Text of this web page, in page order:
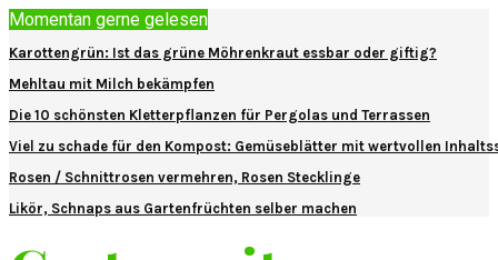
Momentan gerne gelesen
Karottengrün: Ist das grüne Möhrenkraut essbar oder giftig?
Mehltau mit Milch bekämpfen
Die 10 schönsten Kletterpflanzen für Pergolas und Terrassen
Viel zu schade für den Kompost: Gemüseblätter mit wertvollen
Rosen / Schnittrosen vermehren, Rosen Stecklinge
Likör, Schnaps aus Gartenfrüchten selber machen